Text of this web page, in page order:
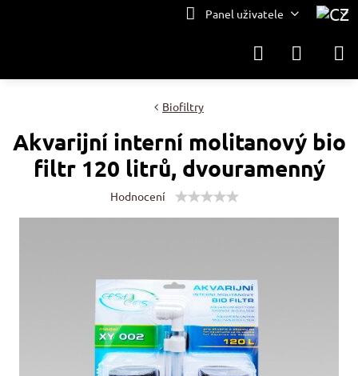
Panel uživatele
Biofiltry
Akvarijní interní molitanový bio
filtr 120 litrů, dvouramenný
Hodnocení